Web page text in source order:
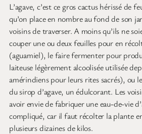
L’agave, c’est ce gros cactus hérissé de
qu’on place en nombre au fond de son
voisins de traverser. A moins qu’ils ne
couper une ou deux feuilles pour en
(aguamiel), le faire fermenter pour
laiteuse légèrement alcoolisée utilisée
amérindiens pour leurs rites sacrés), ou
du sirop d’agave, un édulcorant. Les
avoir envie de fabriquer une eau-de-vie
compliqué, car il faut récolter la plante
plusieurs dizaines de kilos.